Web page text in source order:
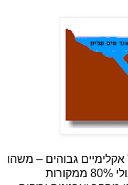
גבוהים – משהו
כמו אספקת 100% מצרכי האנרגיה או אולי 80% ממקורות